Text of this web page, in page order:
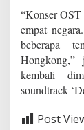
“Konser OST
empat
beberapa
Hongkong,”
kembali
soundtrack
Post